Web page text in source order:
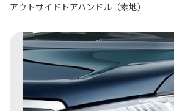
アウトサイドドアハンドル（素地）